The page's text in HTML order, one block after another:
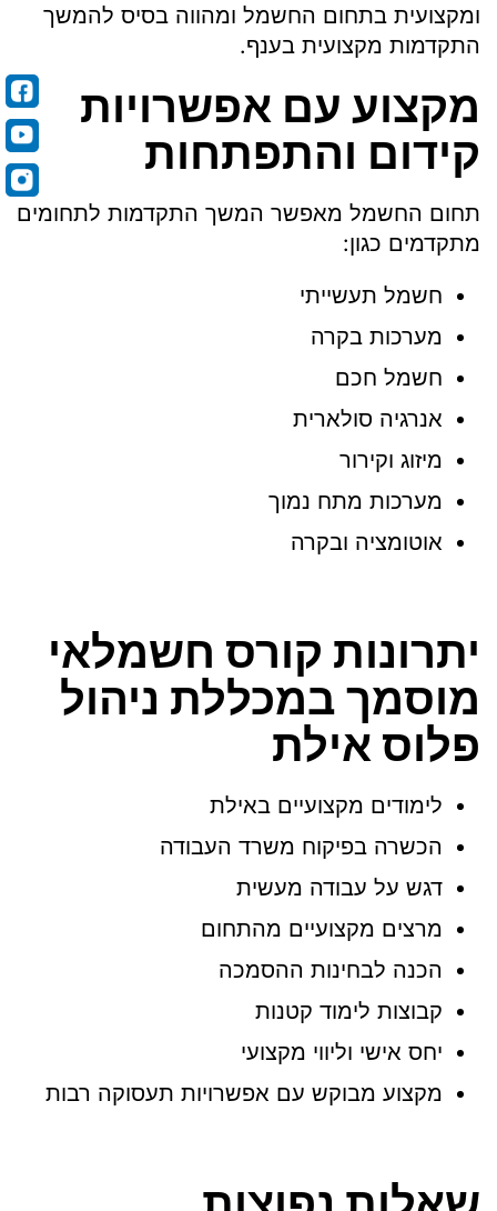
ומקצועית בתחום החשמל ומהווה בסיס להמשך
התקדמות מקצועית בענף.
מקצוע עם אפשרויות
קידום והתפתחות
תחום החשמל מאפשר המשך התקדמות לתחומים
מתקדמים כגון:
חשמל תעשייתי
מערכות בקרה
חשמל חכם
אנרגיה סולארית
מיזוג וקירור
מערכות מתח נמוך
אוטומציה ובקרה
יתרונות קורס חשמלאי
מוסמך במכללת ניהול
פלוס אילת
לימודים מקצועיים באילת
הכשרה בפיקוח משרד העבודה
דגש על עבודה מעשית
מרצים מקצועיים מהתחום
הכנה לבחינות ההסמכה
קבוצות לימוד קטנות
יחס אישי וליווי מקצועי
מקצוע מבוקש עם אפשרויות תעסוקה רבות